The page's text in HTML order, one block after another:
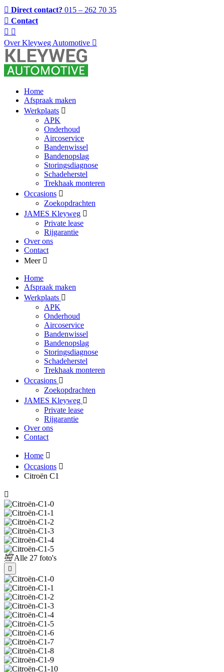
Direct contact? 015 – 262 70 35
Contact
Over Kleyweg Automotive
Home
Afspraak maken
Werkplaats
APK
Onderhoud
Aircoservice
Bandenwissel
Bandenopslag
Storingsdiagnose
Schadeherstel
Trekhaak monteren
Occasions
Zoekopdrachten
JAMES Kleyweg
Private lease
Rijgarantie
Over ons
Contact
Meer
Home
Afspraak maken
Werkplaats
APK
Onderhoud
Aircoservice
Bandenwissel
Bandenopslag
Storingsdiagnose
Schadeherstel
Trekhaak monteren
Occasions
Zoekopdrachten
JAMES Kleyweg
Private lease
Rijgarantie
Over ons
Contact
Home
Occasions
Citroën C1
Alle 27 foto's